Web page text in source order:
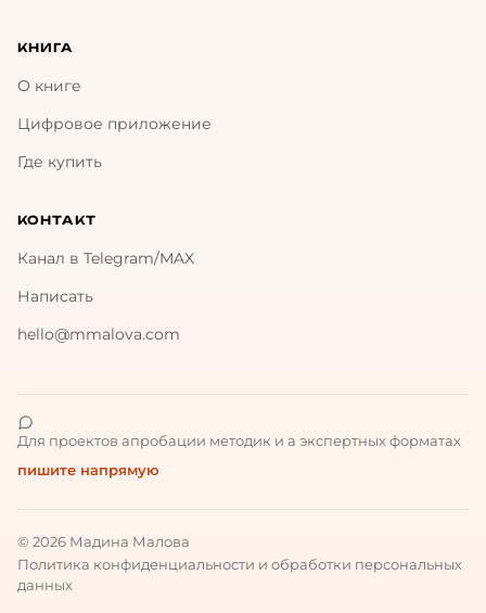
КНИГА
О книге
Цифровое приложение
Где купить
КОНТАКТ
Канал в Telegram/MAX
Написать
hello@mmalova.com
Для проектов апробации методик и а экспертных форматах
пишите напрямую
© 2026 Мадина Малова
Политика конфиденциальности и обработки персональных
данных